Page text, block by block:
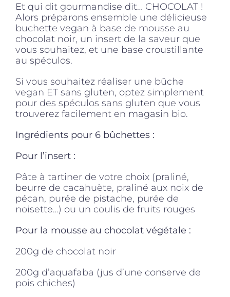
Et qui dit gourmandise dit… CHOCOLAT !
Alors préparons ensemble une délicieuse
buchette vegan à base de mousse au
chocolat noir, un insert de la saveur que
vous souhaitez, et une base croustillante
au spéculos.
Si vous souhaitez réaliser une bûche
vegan ET sans gluten, optez simplement
pour des spéculos sans gluten que vous
trouverez facilement en magasin bio.
Ingrédients pour 6 bûchettes :
Pour l’insert :
Pâte à tartiner de votre choix (praliné,
beurre de cacahuète, praliné aux noix de
pécan, purée de pistache, purée de
noisette…) ou un coulis de fruits rouges
Pour la mousse au chocolat végétale :
200g de chocolat noir
200g d’aquafaba (jus d’une conserve de
pois chiches)